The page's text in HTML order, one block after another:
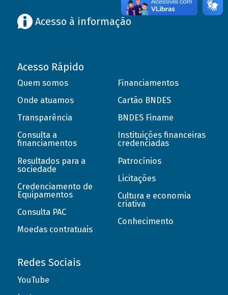
Acesso à informação
Acesso Rápido
Quem somos
Onde atuamos
Transparência
Consulta a
financiamentos
Resultados para a
sociedade
Credenciamento de
Equipamentos
Consulta PAC
Moedas contratuais
Financiamentos
Cartão BNDES
BNDES Finame
Instituições financeiras
credenciadas
Patrocínios
Licitações
Cultura e economia
criativa
Conhecimento
Redes Sociais
YouTube